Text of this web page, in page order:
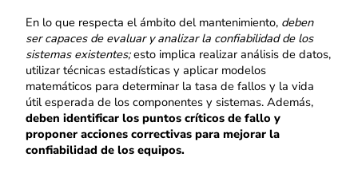
En lo que respecta el ámbito del mantenimiento, deben
ser capaces de evaluar y analizar la confiabilidad de los
sistemas existentes;esto implica realizar análisis de datos,
utilizar técnicas estadísticas y aplicar modelos
matemáticos para determinar la tasa de fallos y la vida
útil esperada de los componentes y sistemas. Además,
deben identificar los puntos críticos de fallo y
proponer acciones correctivas para mejorar la
confiabilidad de los equipos.